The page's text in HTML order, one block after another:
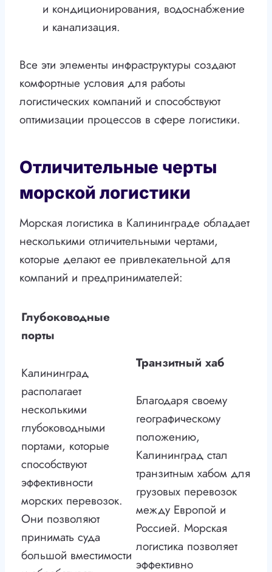
и кондиционирования, водоснабжение
и канализация.
Все эти элементы инфраструктуры создают
комфортные условия для работы
логистических компаний и способствуют
оптимизации процессов в сфере логистики.
Отличительные черты
морской логистики
Морская логистика в Калининграде обладает
несколькими отличительными чертами,
которые делают ее привлекательной для
компаний и предпринимателей:
Глубоководные
порты
Калининград
располагает
несколькими
глубоководными
портами, которые
способствуют
эффективности
морских перевозок.
Они позволяют
принимать суда
большой вместимости
Транзитный хаб
Благодаря своему
географическому
положению,
Калининград стал
транзитным хабом для
грузовых перевозок
между Европой и
Россией. Морская
логистика позволяет
эффективно